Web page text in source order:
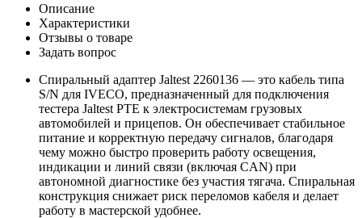
Описание
Характеристики
Отзывы о товаре
Задать вопрос
Спиральный адаптер Jaltest 2260136 — это кабель типа
S/N для IVECO, предназначенный для подключения
тестера Jaltest PTE к электросистемам грузовых
автомобилей и прицепов. Он обеспечивает стабильное
питание и корректную передачу сигналов, благодаря
чему можно быстро проверить работу освещения,
индикации и линий связи (включая CAN) при
автономной диагностике без участия тягача. Спиральная
конструкция снижает риск переломов кабеля и делает
работу в мастерской удобнее.